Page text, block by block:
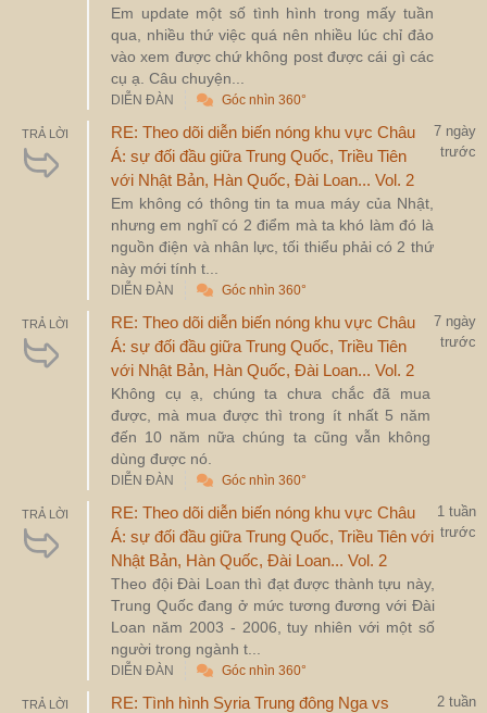
Em update một số tình hình trong mấy tuần
qua, nhiều thứ việc quá nên nhiều lúc chỉ đảo
vào xem được chứ không post được cái gì các
cụ ạ. Câu chuyện...
DIỄN ĐÀN Góc nhìn 360°
TRẢ LỜI
RE: Theo dõi diễn biến nóng khu vực Châu
Á: sự đối đầu giữa Trung Quốc, Triều Tiên
với Nhật Bản, Hàn Quốc, Đài Loan... Vol. 2
Em không có thông tin ta mua máy của Nhật,
nhưng em nghĩ có 2 điểm mà ta khó làm đó là
nguồn điện và nhân lực, tối thiểu phải có 2 thứ
này mới tính t...
7 ngày
trước
DIỄN ĐÀN Góc nhìn 360°
TRẢ LỜI
RE: Theo dõi diễn biến nóng khu vực Châu
Á: sự đối đầu giữa Trung Quốc, Triều Tiên
với Nhật Bản, Hàn Quốc, Đài Loan... Vol. 2
Không cụ ạ, chúng ta chưa chắc đã mua
được, mà mua được thì trong ít nhất 5 năm
đến 10 năm nữa chúng ta cũng vẫn không
dùng được nó.
7 ngày
trước
DIỄN ĐÀN Góc nhìn 360°
TRẢ LỜI
RE: Theo dõi diễn biến nóng khu vực Châu
Á: sự đối đầu giữa Trung Quốc, Triều Tiên với
Nhật Bản, Hàn Quốc, Đài Loan... Vol. 2
Theo đội Đài Loan thì đạt được thành tựu này,
Trung Quốc đang ở mức tương đương với Đài
Loan năm 2003 - 2006, tuy nhiên với một số
người trong ngành t...
1 tuần
trước
DIỄN ĐÀN Góc nhìn 360°
TRẢ LỜI
RE: Tình hình Syria Trung đông Nga vs
2 tuần